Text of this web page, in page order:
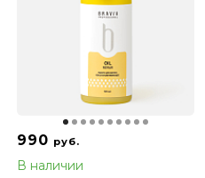
990 руб.
В наличии